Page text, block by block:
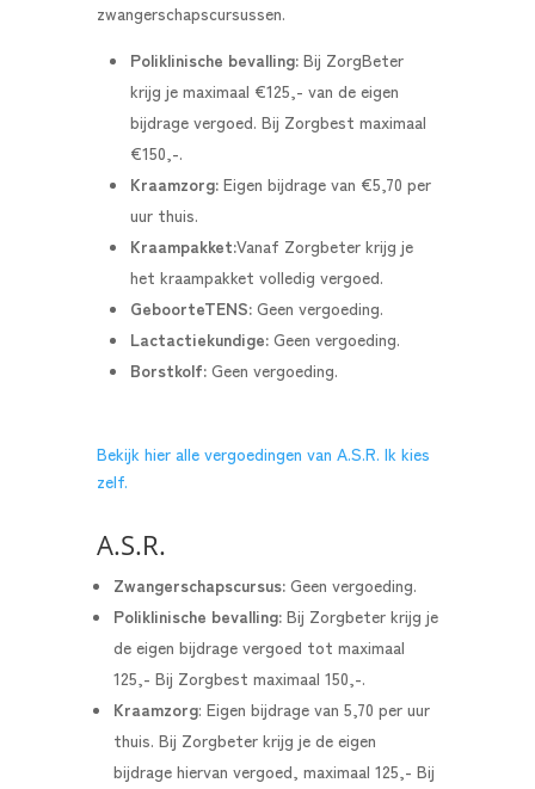
zwangerschapscursussen.
Poliklinische bevalling: Bij ZorgBeter
krijg je maximaal €125,- van de eigen
bijdrage vergoed. Bij Zorgbest maximaal
€150,-.
Kraamzorg: Eigen bijdrage van €5,70 per
uur thuis.
Kraampakket:Vanaf Zorgbeter krijg je
het kraampakket volledig vergoed.
GeboorteTENS:Geen vergoeding.
Lactactiekundige:Geen vergoeding.
Borstkolf:Geen vergoeding.
Bekijk hier alle vergoedingen van A.S.R. Ik kies
zelf.
A.S.R.
Zwangerschapscursus:Geen vergoeding.
Poliklinische bevalling: Bij Zorgbeter krijg je
de eigen bijdrage vergoed tot maximaal
125,- Bij Zorgbest maximaal 150,-.
Kraamzorg: Eigen bijdrage van 5,70 per uur
thuis. Bij Zorgbeter krijg je de eigen
bijdrage hiervan vergoed, maximaal 125,- Bij